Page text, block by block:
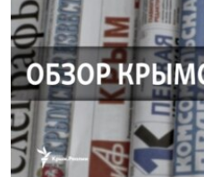
СОВЕТЫ ПРАВОЗАЩИТНИКОВ
ПРОПАВШИЕ БЕЗ ВЕСТИ
ПОБЕДИТЕЛЕЙ НЕ СУДЯТ?
КРЫМ.НЕПОКОРЕННЫЙ
ELIFBE
УКРАИНСКАЯ ПРОБЛЕМА КРЫМА
Qırımtatar
ПРИСОЕДИНЯЙТЕСЬ!